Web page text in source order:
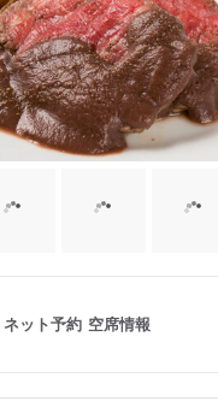
西
東
ネット予約 空席情報